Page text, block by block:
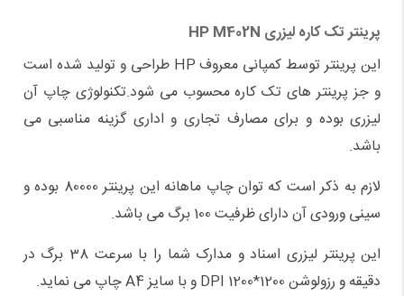
پرینتر تک کاره لیزری HP M402N
این پرینتر توسط کمپانی معروف HP طراحی و تولید شده است
و جز پرینتر های تک کاره محسوب می شود.تکنولوژی چاپ آن
لیزری بوده و برای مصارف تجاری و اداری گزینه مناسبی می
باشد.
لازم به ذکر است که توان چاپ ماهانه این پرینتر 80000 بوده و
سینی ورودی آن دارای ظرفیت 100 برگ می باشد.
این پرینتر لیزری اسناد و مدارک شما را با سرعت 38 برگ در
دقیقه و رزولوشن 1200*1200 DPI و با سایز A4 چاپ می نماید.